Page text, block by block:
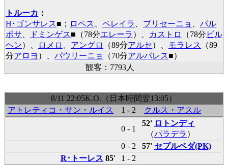
トルーカ ：
H･ゴンサレス■ ； ロペス ペレイラ ブリセーニョ
バル
ボサ
ドミンゲス■ （78分エレーラ ）、 カストロ （78分 ビル
ヘン）、 ロメロ アングロ （89分アルセ）、 モラレス
（89
分アロヨ ）、 パウリーニョ （70分アルバレス■）
観客：7793人
8/11 22:05K.O.（日本時間翌13:05）
アトレティコ・サン・ルイス
1 - 2 クルス・アスル
0 - 1
52' ロトンディ
（パラデラ ）
0 - 2
57' セプルベダ(PK)
R･トーレス 85'
1 - 2